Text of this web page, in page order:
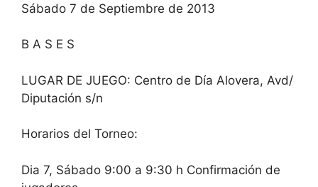
Sábado 7 de Septiembre de 2013
B A S E S
LUGAR DE JUEGO: Centro de Día Alovera, Avd/
Diputación s/n
Horarios del Torneo:
Dia 7, Sábado 9:00 a 9:30 h Confirmación de